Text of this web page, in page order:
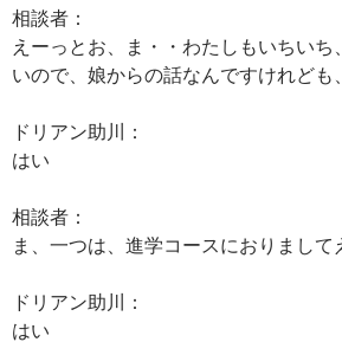
相談者：
えーっとお、ま・・わたしもいちいち
いので、娘からの話なんですけれども、
ドリアン助川：
はい
相談者：
ま、一つは、進学コースにおりまして
ドリアン助川：
はい